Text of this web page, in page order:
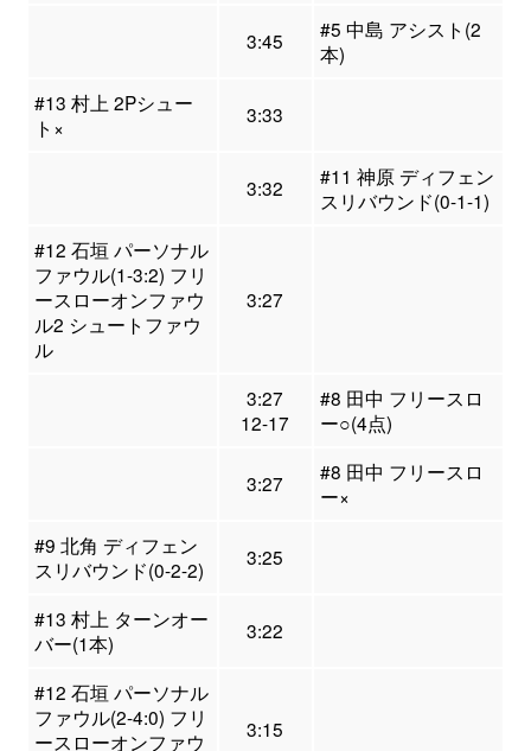
3:45
#5 中島 アシスト(2
本)
#13 村上 2Pシュー
ト×
3:33
3:32
#11 神原 ディフェン
スリバウンド(0-1-1)
#12 石垣 パーソナル
ファウル(1-3:2) フリ
ースローオンファウ
ル2 シュートファウ
ル
3:27
3:27
12-17
#8 田中 フリースロ
ー○(4点)
3:27
#8 田中 フリースロ
ー×
#9 北角 ディフェン
スリバウンド(0-2-2)
3:25
#13 村上 ターンオー
バー(1本)
3:22
#12 石垣 パーソナル
ファウル(2-4:0) フリ
ースローオンファウ
3:15